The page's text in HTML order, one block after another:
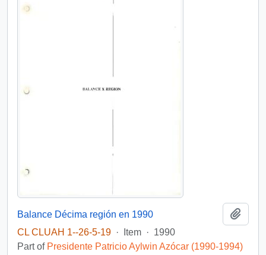
Balance Décima región en 1990
CL CLUAH 1--26-5-19 · Item · 1990
Part of Presidente Patricio Aylwin Azócar (1990-1994)